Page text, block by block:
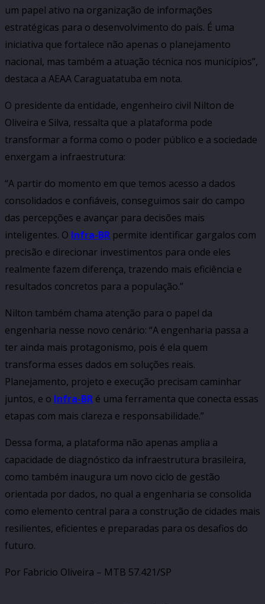
um papel ativo na organização de informações
estratégicas para o desenvolvimento do país. É uma
iniciativa que fortalece não apenas o planejamento
nacional, mas também a atuação técnica nos municípios”,
destaca a AEAA Caraguatatuba em nota.
O presidente da entidade, engenheiro civil Nilton de
Oliveira e Silva, ressalta que a plataforma pode
transformar a forma como o poder público e a sociedade
enxergam a infraestrutura:
“A partir do momento em que temos acesso a dados
consolidados e confiáveis, conseguimos sair do campo
das percepções e avançar para decisões mais
inteligentes. O Infra-BR permite identificar gargalos com
precisão e direcionar investimentos para onde eles
realmente fazem diferença, trazendo mais eficiência e
resultados concretos para a população.”
Nilton também chama atenção para o papel da
engenharia nesse novo cenário: “A engenharia passa a
ter ainda mais protagonismo, pois é ela quem
transforma esses dados em soluções reais.
Planejamento, projeto e execução precisam caminhar
juntos, e o Infra-BR é uma ferramenta que conecta essas
etapas com mais clareza e responsabilidade.”
Dessa forma, a plataforma não apenas amplia a
capacidade de diagnóstico da infraestrutura brasileira,
como também inaugura um novo ciclo de gestão
orientada por dados, no qual a engenharia se consolida
como elemento central para a construção de cidades mais
resilientes, eficientes e preparadas para os desafios do
futuro.
Por Fabricio Oliveira – MTB 57.421/SP